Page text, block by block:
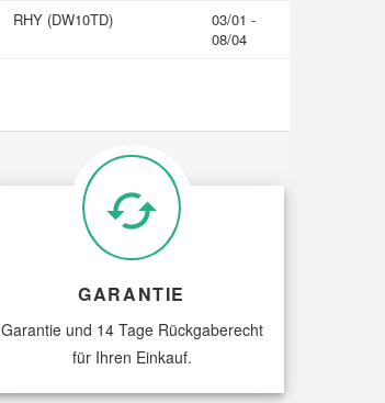
RHY (DW10TD)
03/01 -
08/04
RHZ (DW10ATED)
4HX (DW12TED4)GARANTIE
Garantie und 14 Tage Rückgaberecht
für Ihren Einkauf.